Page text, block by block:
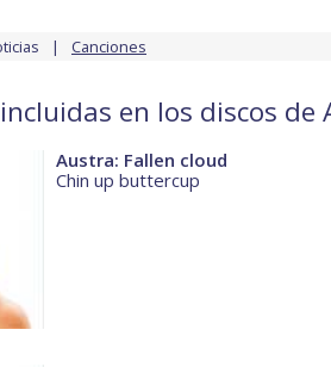
Canciones
en los discos de
Austra: Fallen cloud
Chin up buttercup